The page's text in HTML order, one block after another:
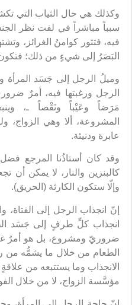
وكذلك هي حال الثياب التي
سبباً مباشراً في لفت نظر
فيه، فتثور كوامنُ الغرائز،
البَصَرُ إلى شيءٍ من ذلك؛ فتكون
وميلُ الرجل إلى جَسَد المرأة
الرجل ورغبتها فيه، أمرٌ
مَرَضاً وعَيْباً ونَقْصاً ـ،
المشروعة، ألا وهي
عابرة ودنيئة.
وقد كان أستاذُنا المرجع
كالبنزين والنار، لا يمكن أن
وإلّا ستكون الكارثة (الحريق).
إنّ انجذاب الرجل إلى الفتاة،
انجذاب كلِّ طرفٍ إلى جَسَد
ضروريّ ومشروع، بل هو أمرٌ
الطعام من خلال ما يشمُّه من
الانجذاب وما يستتبعه من
مؤسَّسة الزواج، لا من خلال